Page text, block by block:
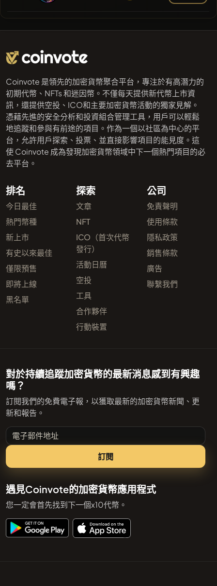
Coinvote 是領先的加密貨幣聚合平台，專注於有高潛力的
初期代幣、NFTs 和迷因幣。不僅每天提供新代幣上市資
訊，還提供空投、ICO和主要加密貨幣活動的獨家見解。
憑藉先進的安全分析和投資組合管理工具，用戶可以輕鬆
地追蹤和參與有前途的項目。作為一個以社區為中心的平
台，允許用戶探索、投票、並直接影響項目的能見度。這
使 Coinvote 成為發現加密貨幣領域中下一個熱門項目的必
去平台。
排名
今日最佳
熱門幣種
新上市
有史以來最佳
僅限預售
即將上線
黑名單
探索
文章
NFT
ICO（首次代幣
發行）
活動日曆
空投
工具
合作夥伴
行動裝置
公司
免責聲明
使用條款
隱私政策
銷售條款
廣告
聯繫我們
對於持續追蹤加密貨幣的最新消息感到有興趣
嗎？
訂閱我們的免費電子報，以獲取最新的加密貨幣新聞、更
新和報告。
電子郵件地址
訂閱
遇見Coinvote的加密貨幣應用程式
您一定會首先找到下一個x10代幣。